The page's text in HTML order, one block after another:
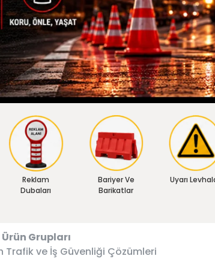
Reklam
Dubaları
Bariyer Ve
Barikatlar
Uyarı
Ürün Grupları
Trafik ve İş Güvenliği Çözümleri